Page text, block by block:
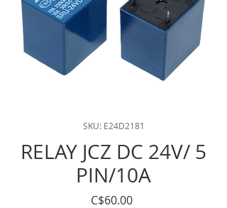
SKU: E24D2181
RELAY JCZ DC 24V/ 5
PIN/10A
C$60.00Precio